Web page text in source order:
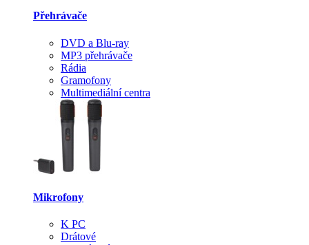
Přehrávače
DVD a Blu-ray
MP3 přehrávače
Rádia
Gramofony
Multimediální centra
Mikrofony
K PC
Drátové